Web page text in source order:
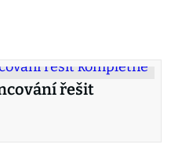
řešit